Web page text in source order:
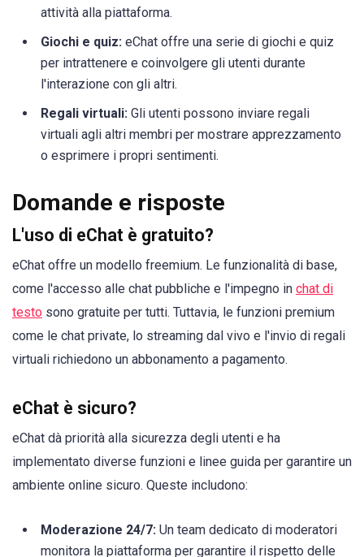
attività alla piattaforma.
Giochi e quiz: eChat offre una serie di giochi e quiz
per intrattenere e coinvolgere gli utenti durante
l'interazione con gli altri.
Regali virtuali: Gli utenti possono inviare regali
virtuali agli altri membri per mostrare apprezzamento
o esprimere i propri sentimenti.
Domande e risposte
L'uso di eChat è gratuito?
eChat offre un modello freemium. Le funzionalità di base,
come l'accesso alle chat pubbliche e l'impegno in chat di
testo sono gratuite per tutti. Tuttavia, le funzioni premium
come le chat private, lo streaming dal vivo e l'invio di regali
virtuali richiedono un abbonamento a pagamento.
eChat è sicuro?
eChat dà priorità alla sicurezza degli utenti e ha
implementato diverse funzioni e linee guida per garantire un
ambiente online sicuro. Queste includono:
Moderazione 24/7: Un team dedicato di moderatori
monitora la piattaforma per garantire il rispetto delle